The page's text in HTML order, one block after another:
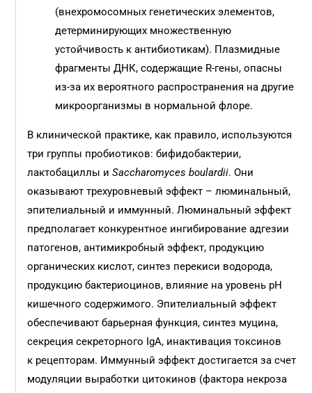
(внехромосомных генетических элементов,
детерминирующих множественную
устойчивость к антибиотикам). Плазмидные
фрагменты ДНК, содержащие R-гены, опасны
из-за их вероятного распространения на другие
микроорганизмы в нормальной флоре.
В клинической практике, как правило, используются
три группы пробиотиков: бифидобактерии,
лактобациллы иSaccharomyces boulardii. Они
оказывают трехуровневый эффект – люминальный,
эпителиальный и иммунный. Люминальный эффект
предполагает конкурентное ингибирование адгезии
патогенов, антимикробный эффект, продукцию
органических кислот, синтез перекиси водорода,
продукцию бактериоцинов, влияние на уровень pH
кишечного содержимого. Эпителиальный эффект
обеспечивают барьерная функция, синтез муцина,
секреция секреторного IgA, инактивация токсинов
к рецепторам. Иммунный эффект достигается за счет
модуляции выработки цитокинов (фактора некроза